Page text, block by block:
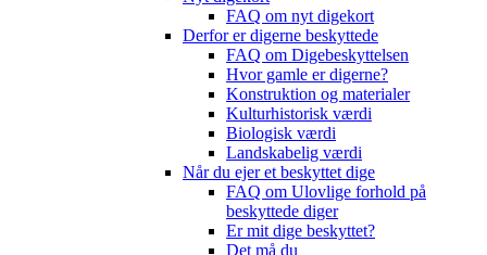
FAQ om nyt digekort
Derfor er digerne beskyttede
FAQ om Digebeskyttelsen
Hvor gamle er digerne?
Konstruktion og materialer
Kulturhistorisk værdi
Biologisk værdi
Landskabelig værdi
Når du ejer et beskyttet dige
FAQ om Ulovlige forhold på
beskyttede diger
Er mit dige beskyttet?
Det må du